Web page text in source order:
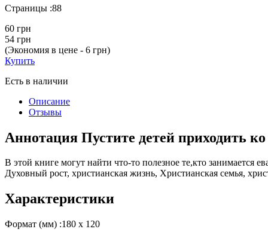
Страницы :88
60 грн
54 грн
(Экономия в цене - 6 грн)
Купить
Есть в наличии
Описание
Отзывы
Аннотация Пустите детей приходить
В этой книге могут найти что-то полезное те,кто занимается
Духовный рост, христианская жизнь, Христианская семья,
Характеристики
Формат (мм) :180 х 120